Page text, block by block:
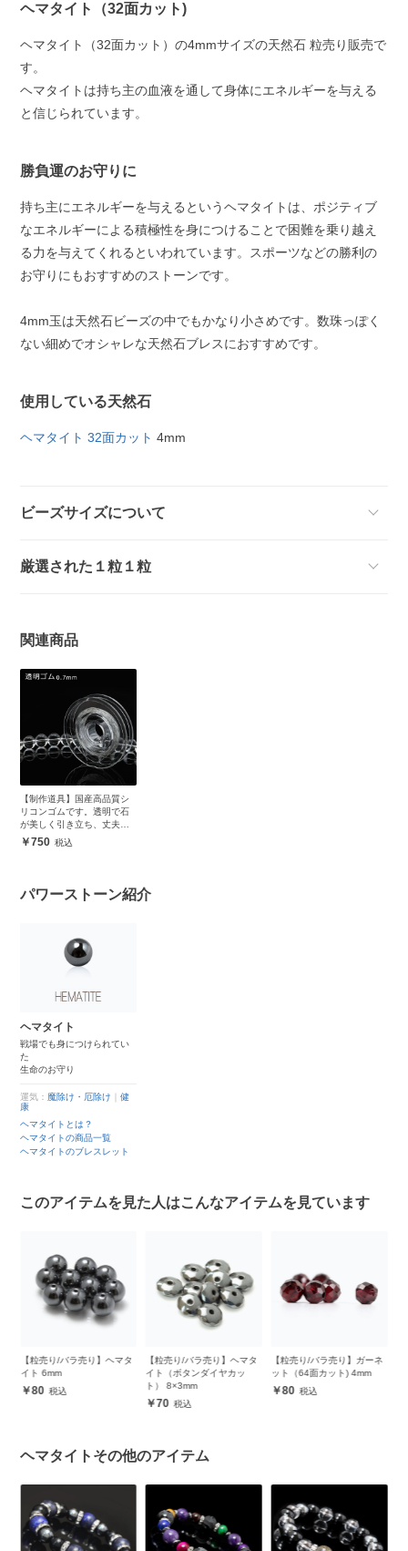
ヘマタイト（32面カット)
ヘマタイト（32面カット）の4mmサイズの天然石 粒売り販売で
す。
ヘマタイトは持ち主の血液を通して身体にエネルギーを与える
と信じられています。
勝負運のお守りに
持ち主にエネルギーを与えるというヘマタイトは、ポジティブ
なエネルギーによる積極性を身につけることで困難を乗り越え
る力を与えてくれるといわれています。スポーツなどの勝利の
お守りにもおすすめのストーンです。
4mm玉は天然石ビーズの中でもかなり小さめです。数珠っぽく
ない細めでオシャレな天然石ブレスにおすすめです。
使用している天然石
ヘマタイト 32面カット 4mm
ビーズサイズについて
厳選された１粒１粒
関連商品
【制作道具】国産高品質シ
リコンゴムです。透明で石
が美しく引き立ち、丈夫で
安心750
パワーストーン紹介
ヘマタイト
戦場でも身につけられてい
た
生命のお守り
運気： 魔除け・厄除け ｜健
康
ヘマタイトとは？
ヘマタイトの商品一覧
ヘマタイトのブレスレット
このアイテムを見た人はこんなアイテムを見ています
【粒売り/バラ売り】ヘマタ
イト 6mm
80
【粒売り/バラ売り】ヘマタ
イト（ボタンダイヤカッ
ト） 8×3mm
70
【粒売り/バラ売り】ガーネ
ット（64面カット) 4mm
80
ヘマタイトその他のアイテム